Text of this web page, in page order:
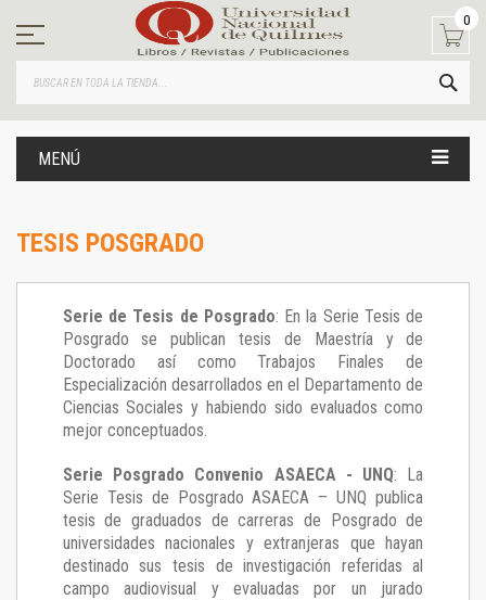
contenido
0
MENÚ
TESIS POSGRADO
Serie de Tesis de Posgrado: En la Serie Tesis de
Posgrado se publican tesis de Maestría y de
Doctorado así como Trabajos Finales de
Especialización desarrollados en el Departamento de
Ciencias Sociales y habiendo sido evaluados como
mejor conceptuados.
Serie Posgrado Convenio ASAECA - UNQ: La
Serie Tesis de Posgrado ASAECA – UNQ publica
tesis de graduados de carreras de Posgrado de
universidades nacionales y extranjeras que hayan
destinado sus tesis de investigación referidas al
campo audiovisual y evaluadas por un jurado